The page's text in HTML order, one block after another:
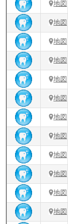
地図
地図
地図
地図
地図
地図
地図
地図
地図
地図
地図
地図